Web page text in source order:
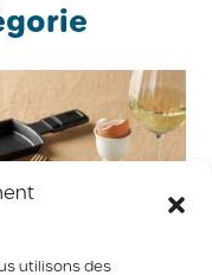
utilisons des